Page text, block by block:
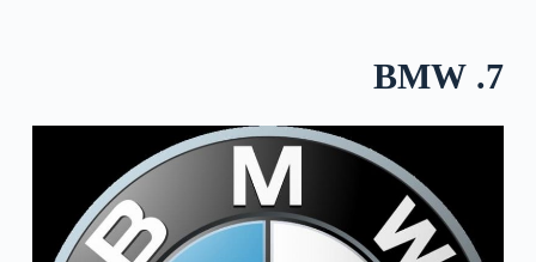
7. BMW